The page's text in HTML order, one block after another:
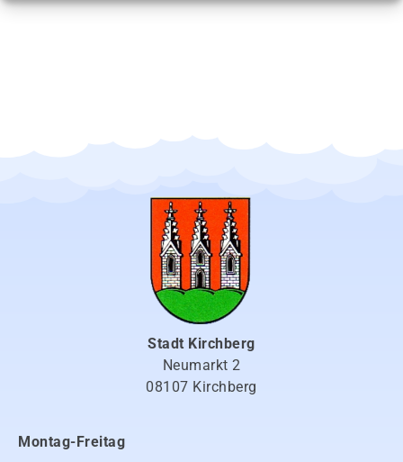
Stadt Kirchberg
Neumarkt 2
08107 Kirchberg
Montag-Freitag